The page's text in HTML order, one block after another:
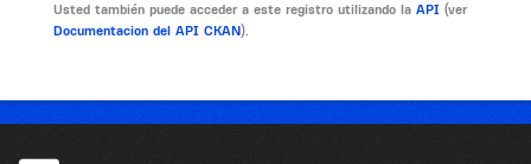
Usted también puede acceder a este registro utilizando la API (ver
Documentacion del API CKAN).